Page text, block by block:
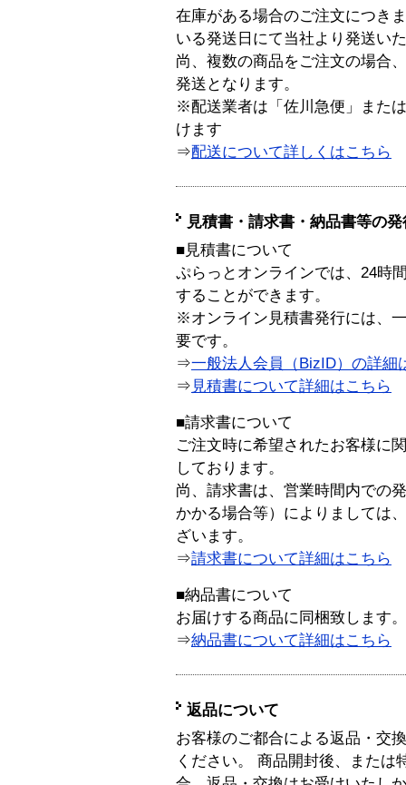
在庫がある場合のご注文につき
いる発送日にて当社より発送い
尚、複数の商品をご注文の場合
発送となります。
※配送業者は「佐川急便」また
けます
⇒配送について詳しくはこちら
見積書・請求書・納品書等の
■見積書について
ぷらっとオンラインでは、24時
することができます。
※オンライン見積書発行には、
要です。
⇒一般法人会員（BizID）の詳細
⇒ 見積書について詳細はこちら
■請求書について
ご注文時に希望されたお客様に
しております。
尚、請求書は、営業時間内での
かかる場合等）によりましては
ざいます。
⇒請求書について詳細はこちら
■納品書について
お届けする商品に同梱致します。
⇒納品書について詳細はこちら
返品について
お客様のご都合による返品・交
ください。 商品開封後、または